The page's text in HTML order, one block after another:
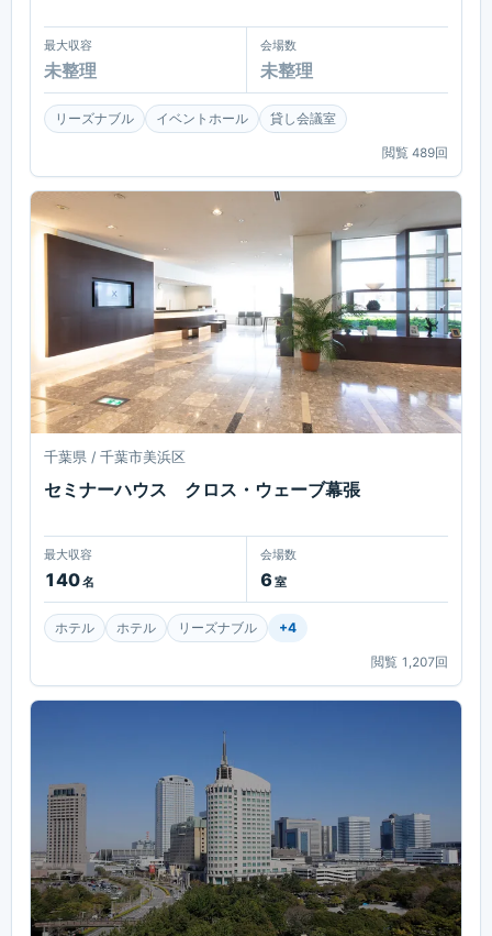
最大収容
未整理
会場数
未整理
リーズナブル イベントホール 貸し会議室
閲覧 489回
千葉県 / 千葉市美浜区
セミナーハウス クロス・ウェーブ幕張
最大収容
140名
会場数
6 室
ホテル ホテル リーズナブル +4
閲覧 1,207回